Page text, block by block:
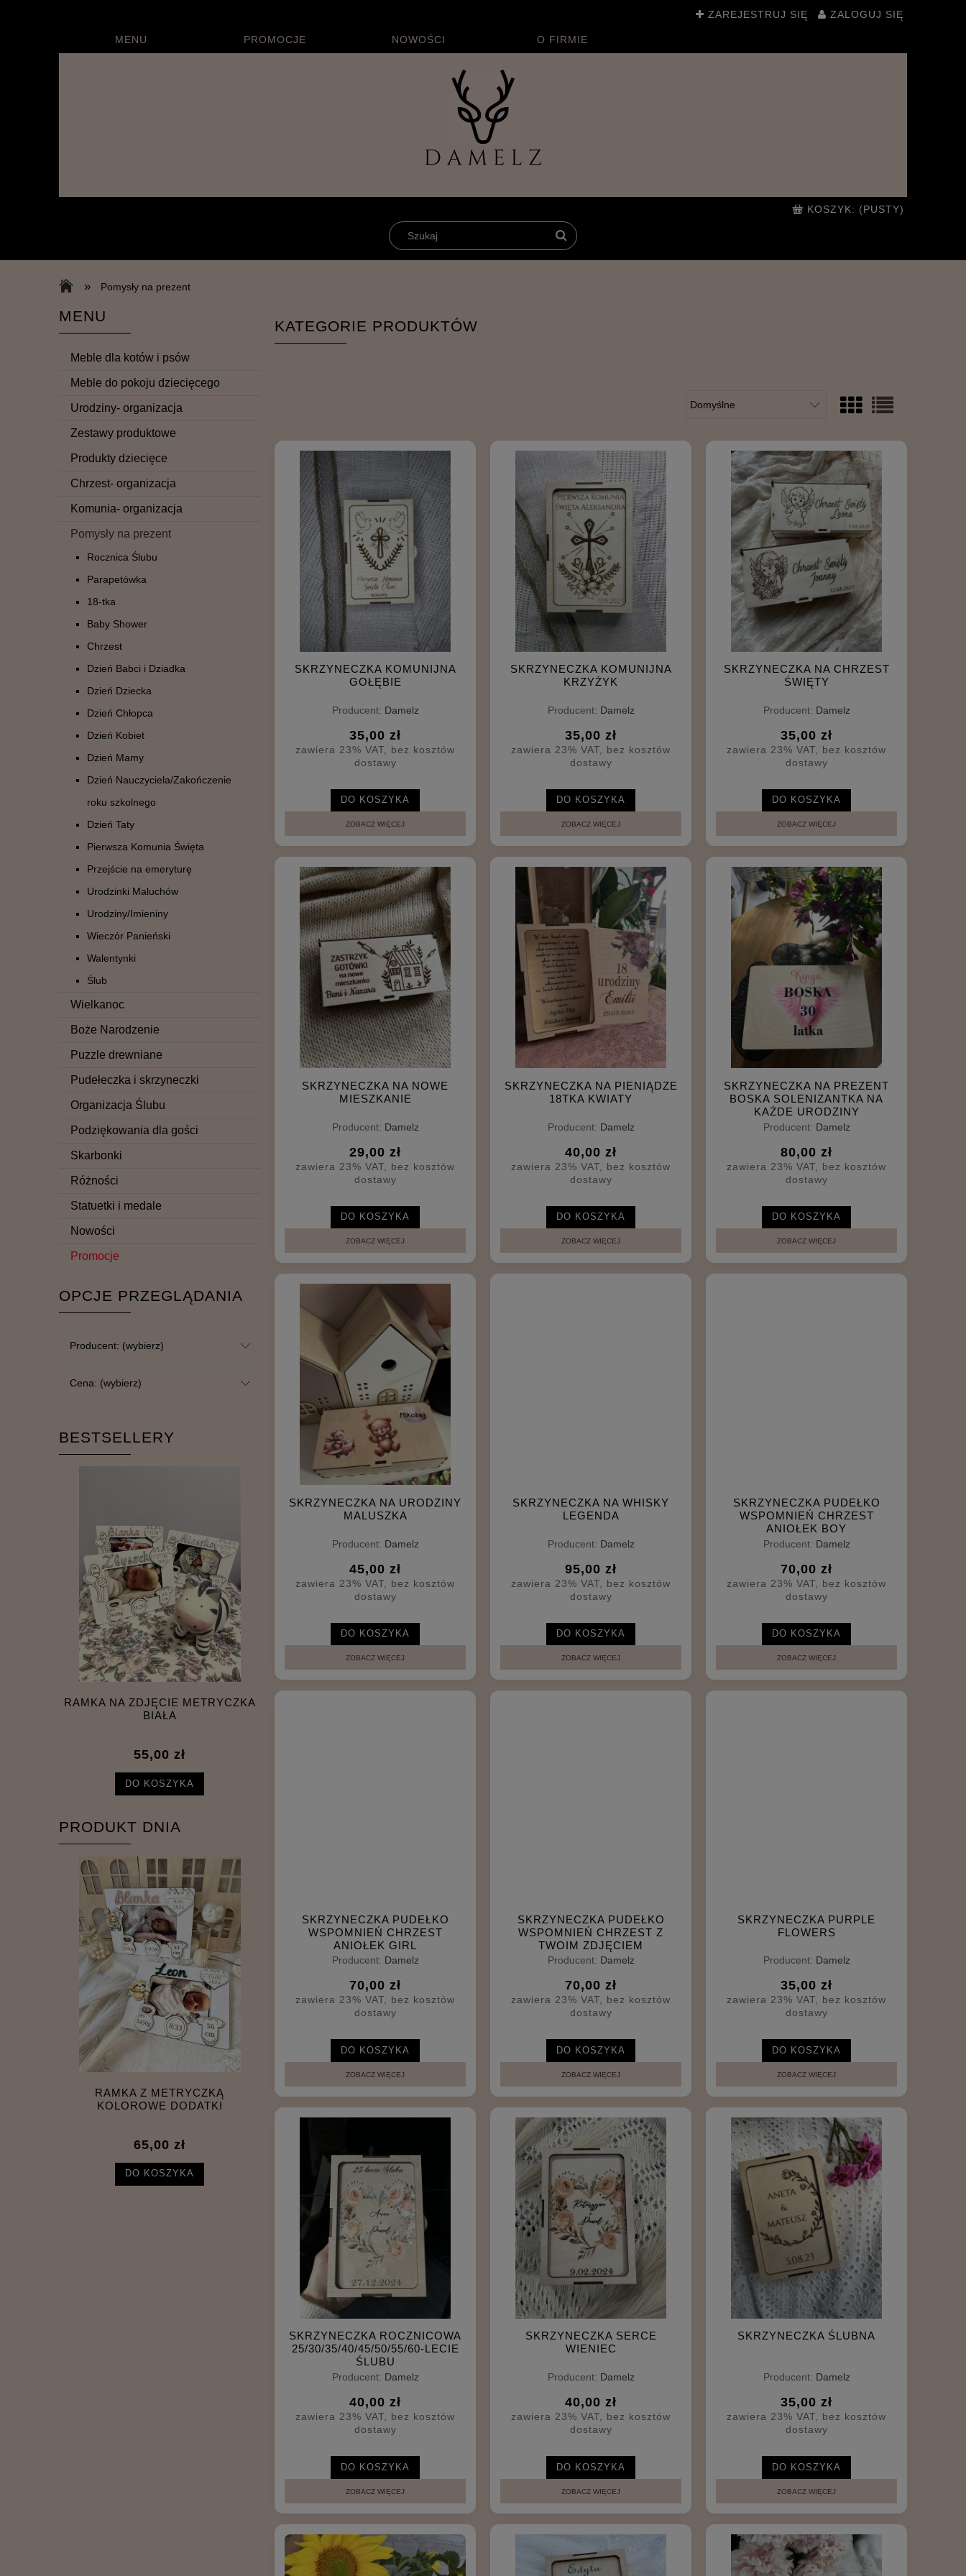
ZAREJESTRUJ SIĘ ZALOGUJ SIĘ
MENU PROMOCJE NOWOŚCI O FIRMIE
KOSZYK: (PUSTY)
» Pomysły na prezent
MENU
Meble dla kotów i psów
Meble do pokoju dziecięcego
Urodziny- organizacja
Zestawy produktowe
Produkty dziecięce
Chrzest- organizacja
Komunia- organizacja
Pomysły na prezent
Rocznica Ślubu
Parapetówka
18-tka
Baby Shower
Chrzest
Dzień Babci i Dziadka
Dzień Dziecka
Dzień Chłopca
Dzień Kobiet
Dzień Mamy
Dzień Nauczyciela/Zakończenie
roku szkolnego
Dzień Taty
Pierwsza Komunia Święta
Przejście na emeryturę
Urodzinki Maluchów
Urodziny/Imieniny
Wieczór Panieński
Walentynki
Ślub
Wielkanoc
Boże Narodzenie
Puzzle drewniane
Pudełeczka i skrzyneczki
Organizacja Ślubu
Podziękowania dla gości
Skarbonki
Różności
Statuetki i medale
Nowości
Promocje
OPCJE PRZEGLĄDANIA
Producent: (wybierz)
Cena: (wybierz)
BESTSELLERY
RAMKA NA ZDJĘCIE METRYCZKA
BIAŁA
55,00 zł
DO KOSZYKA
PRODUKT DNIA
RAMKA Z METRYCZKĄ
KOLOROWE DODATKI
65,00 zł
DO KOSZYKA
RAMKA Z METRYCZKĄ RODZICE I
MIEJSCOWOŚĆ
DO KOSZYKA
RAMKA Z METRYCZKĄ RODZICE I
MIEJSCOWOŚĆ KOLOROWE
DODATKI
70,00 zł
DO KOSZYKA
RAMKA NA ZDJĘCIE METRYCZKA
BIAŁA
55,00 zł
DO KOSZYKA
KATEGORIE PRODUKTÓW
SKRZYNECZKA KOMUNIJNA
GOŁĘBIE
Producent: Damelz
35,00 zł
zawiera 23% VAT, bez kosztów
dostawy
DO KOSZYKA
ZOBACZ WIĘCEJ
SKRZYNECZKA KOMUNIJNA
KRZYŻYK
Producent: Damelz
35,00 zł
zawiera 23% VAT, bez kosztów
dostawy
DO KOSZYKA
ZOBACZ WIĘCEJ
SKRZYNECZKA NA CHRZEST
ŚWIĘTY
Producent: Damelz
35,00 zł
zawiera 23% VAT, bez kosztów
dostawy
DO KOSZYKA
ZOBACZ WIĘCEJ
SKRZYNECZKA NA NOWE
MIESZKANIE
Producent: Damelz
29,00 zł
zawiera 23% VAT, bez kosztów
dostawy
DO KOSZYKA
ZOBACZ WIĘCEJ
SKRZYNECZKA NA PIENIĄDZE
18TKA KWIATY
Producent: Damelz
40,00 zł
zawiera 23% VAT, bez kosztów
dostawy
DO KOSZYKA
ZOBACZ WIĘCEJ
SKRZYNECZKA NA PREZENT
BOSKA SOLENIZANTKA NA
KAŻDE URODZINY
Producent: Damelz
80,00 zł
zawiera 23% VAT, bez kosztów
dostawy
DO KOSZYKA
ZOBACZ WIĘCEJ
SKRZYNECZKA NA URODZINY
MALUSZKA
Producent: Damelz
45,00 zł
zawiera 23% VAT, bez kosztów
dostawy
DO KOSZYKA
ZOBACZ WIĘCEJ
SKRZYNECZKA NA WHISKY
LEGENDA
Producent: Damelz
95,00 zł
zawiera 23% VAT, bez kosztów
dostawy
DO KOSZYKA
ZOBACZ WIĘCEJ
SKRZYNECZKA PUDEŁKO
WSPOMNIEŃ CHRZEST
ANIOŁEK BOY
Producent: Damelz
70,00 zł
zawiera 23% VAT, bez kosztów
dostawy
DO KOSZYKA
ZOBACZ WIĘCEJ
SKRZYNECZKA PUDEŁKO
WSPOMNIEŃ CHRZEST
ANIOŁEK GIRL
Producent: Damelz
70,00 zł
zawiera 23% VAT, bez kosztów
dostawy
DO KOSZYKA
ZOBACZ WIĘCEJ
SKRZYNECZKA PUDEŁKO
WSPOMNIEŃ CHRZEST Z
TWOIM ZDJĘCIEM
Producent: Damelz
70,00 zł
zawiera 23% VAT, bez kosztów
dostawy
DO KOSZYKA
ZOBACZ WIĘCEJ
SKRZYNECZKA PURPLE
FLOWERS
Producent: Damelz
35,00 zł
zawiera 23% VAT, bez kosztów
dostawy
DO KOSZYKA
ZOBACZ WIĘCEJ
SKRZYNECZKA ROCZNICOWA
25/30/35/40/45/50/55/60-LECIE
ŚLUBU
Producent: Damelz
40,00 zł
zawiera 23% VAT, bez kosztów
dostawy
DO KOSZYKA
ZOBACZ WIĘCEJ
SKRZYNECZKA SERCE
WIENIEC
Producent: Damelz
40,00 zł
zawiera 23% VAT, bez kosztów
dostawy
DO KOSZYKA
ZOBACZ WIĘCEJ
SKRZYNECZKA ŚLUBNA
Producent: Damelz
35,00 zł
zawiera 23% VAT, bez kosztów
dostawy
DO KOSZYKA
ZOBACZ WIĘCEJ